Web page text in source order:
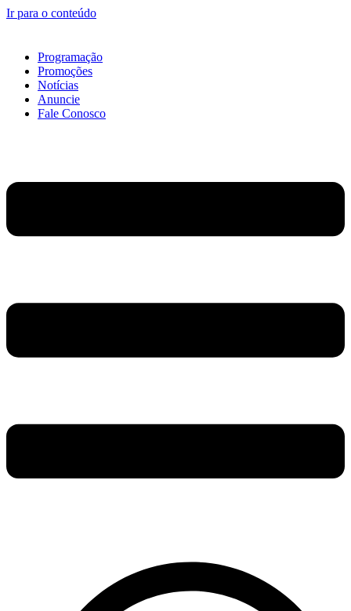
Ir para o conteúdo
Programação
Promoções
Notícias
Anuncie
Fale Conosco